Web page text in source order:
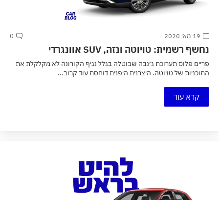
19 מאי 2020 0
נחשף רשמית: טויוטה ונזה, SUV אוונגרדי
פריים פלוס תערוכת ג׳נבה שבוטלה בגלל נגיף הקורונה לא מקלקלת את
התוכניות של טויוטה. היצרנית היפנית דוחסת עוד קרוב...
קרא עוד